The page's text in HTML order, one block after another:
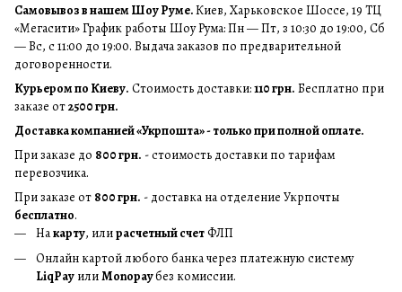
Самовывоз в нашем Шоу Руме.Киев, Харьковское Шоссе, 19 ТЦ
«Мегасити» График работы Шоу Рума: Пн — Пт, з 10:30 до 19:00, Сб
— Вс, с 11:00 до 19:00. Выдача заказов по предварительной
договоренности.
Курьером по Киеву. Стоимость доставки:110 грн. Бесплатно при
заказе от2500 грн.
Доставка компанией «Укрпошта» - только при полной оплате.
При заказе до 800 грн. - стоимость доставки по тарифам
перевозчика.
При заказе от 800 грн. - доставка на отделение Укрпочты
бесплатно.
Накарту, илирасчетный счетФЛП
Онлайн картой любого банка через платежную систему
LiqPay илиMonopayбез комиссии.